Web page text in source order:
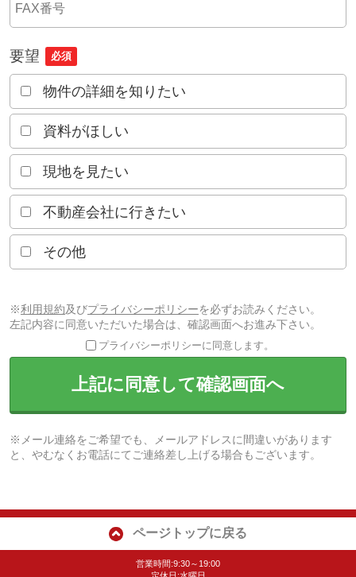
要望 必須
物件の詳細を知りたい
資料がほしい
現地を見たい
不動産会社に行きたい
その他
※利用規約及びプライバシーポリシーを必ずお読みください。
左記内容に同意いただいた場合は、確認画面へお進み下さい。
プライバシーポリシーに同意します。
上記に同意して確認画面へ
※メール連絡をご希望でも、メールアドレスに間違いがあります
と、やむなくお電話にてご連絡差し上げる場合もございます。
ページトップに戻る
営業時間:9:30～19:00